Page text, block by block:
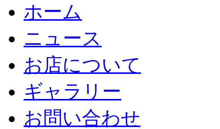
ホーム
ニュース
お店について
ギャラリー
お問い合わせ